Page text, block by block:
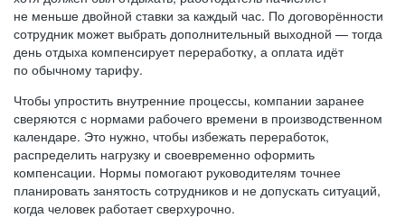
не меньше двойной ставки за каждый час. По договорённости
сотрудник может выбрать дополнительный выходной — тогда
день отдыха компенсирует переработку, а оплата идёт
по обычному тарифу.
Чтобы упростить внутренние процессы, компании заранее
сверяются с нормами рабочего времени в производственном
календаре. Это нужно, чтобы избежать переработок,
распределить нагрузку и своевременно оформить
компенсации. Нормы помогают руководителям точнее
планировать занятость сотрудников и не допускать ситуаций,
когда человек работает сверхурочно.